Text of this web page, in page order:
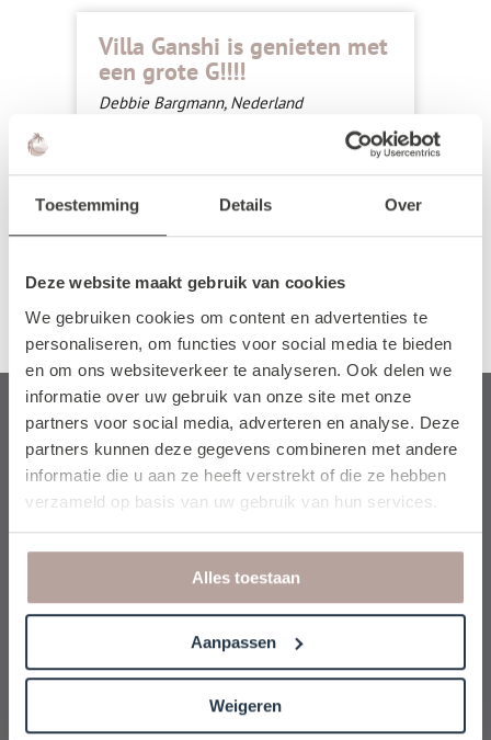
Toestemming Details Over
Deze website maakt gebruik van cookies
We gebruiken cookies om content en advertenties te
personaliseren, om functies voor social media te bieden
en om ons websiteverkeer te analyseren. Ook delen we
informatie over uw gebruik van onze site met onze
partners voor social media, adverteren en analyse. Deze
partners kunnen deze gegevens combineren met andere
informatie die u aan ze heeft verstrekt of die ze hebben
verzameld op basis van uw gebruik van hun services.
Alles toestaan
Aanpassen
Weigeren
Villa Ganshi is genieten met
een grote G!!!!
Debbie Bargmann, Nederland
Genoten hebben wij zeker met ons hele
gezin in Villa Ganshi. Alle verwachtingen
BONAIRE: HET EILAND
De Schoonheid van Bonaire
Welkom op het betoverende Bonaire, waar de belofte van een
onvergetelijke Caribische ervaring op je wacht! Ontdek de
snorkelliefhebbers, met uitmuntende locaties zoals het
adembenemende Kite Beach voor opwindend kitesurfen en het
schilderachtige lagune bij Sorobon voor onvergetelijk
windsurfen.